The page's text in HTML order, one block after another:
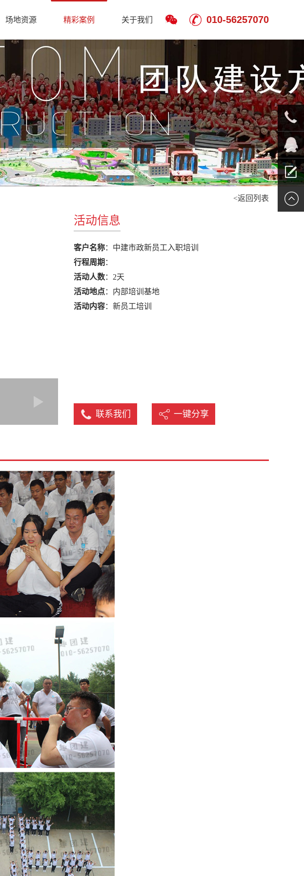
场地资源 精彩案例 关于我们 010-56257070
<返回列表
活动信息
客户名称：中建市政新员工入职培训
行程周期 ：
活动人数：2天
活动地点：内部培训基地
活动内容：新员工培训
联系我们 一键分享
010-
QQ客服
留言报